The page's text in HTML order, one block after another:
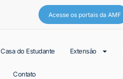
Acesse os portais da AMF
Casa do Estudante Extensão
Contato